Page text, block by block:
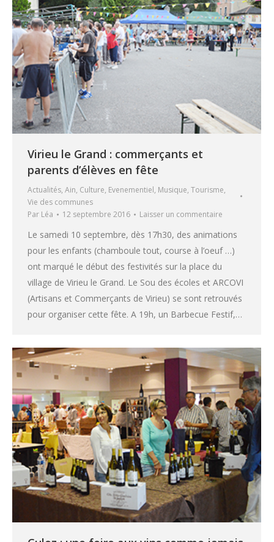
Virieu le Grand : commerçants et
parents d’élèves en fête
Actualités, Ain, Culture, Evenementiel, Musique, Tourisme,
Vie des communes
Par Léa 12 septembre 2016 Laisser un commentaire
Le samedi 10 septembre, dès 17h30, des animations
pour les enfants (chamboule tout, course à l’oeuf …)
ont marqué le début des festivités sur la place du
village de Virieu le Grand. Le Sou des écoles et ARCOVI
(Artisans et Commerçants de Virieu) se sont retrouvés
pour organiser cette fête. A 19h, un Barbecue Festif,…